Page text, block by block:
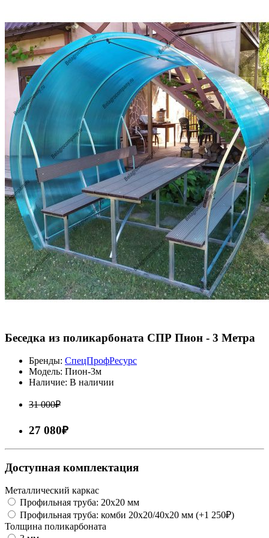
Беседка из поликарбоната СПР Пион - 3 Метра
Бренды: СпецПрофРесурс
Модель: Пион-3м
Наличие: В наличии
31 000₽
27 080₽
Доступная комплектация
Металлический каркас
Профильная труба: 20x20 мм
Профильная труба: комби 20х20/40х20 мм (+1 250₽)
Толщина поликарбоната